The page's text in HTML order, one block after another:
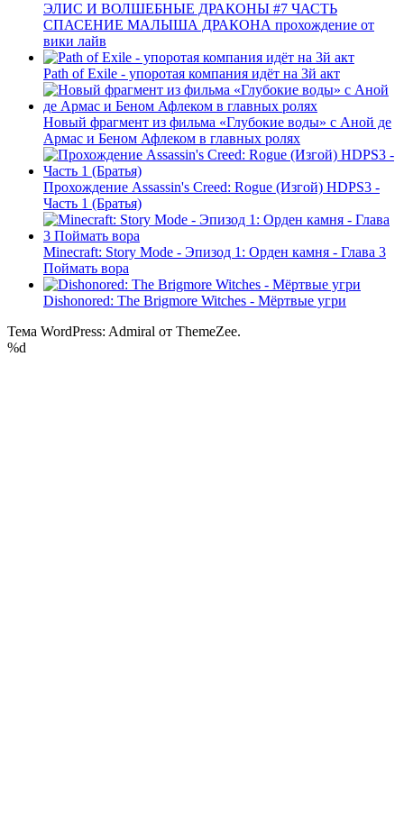
ЭЛИС И ВОЛШЕБНЫЕ ДРАКОНЫ #7 ЧАСТЬ
СПАСЕНИЕ МАЛЫША ДРАКОНА прохождение от
вики лайв
Path of Exile - упоротая компания идёт на 3й акт
Новый фрагмент из фильма «Глубокие воды» с Аной де
Армас и Беном Афлеком в главных ролях
Прохождение Assassin's Creed: Rogue (Изгой) HDPS3 -
Часть 1 (Братья)
Minecraft: Story Mode - Эпизод 1: Орден камня - Глава 3
Поймать вора
Dishonored: The Brigmore Witches - Мёртвые угри
Тема WordPress: Admiral от ThemeZee.
%d